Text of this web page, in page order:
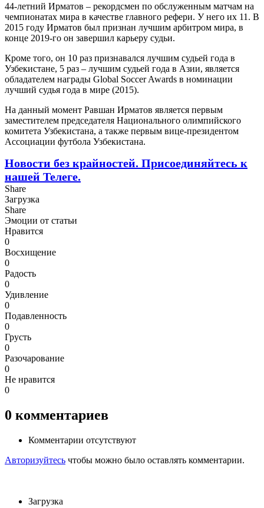
44-летний Ирматов – рекордсмен по обслуженным матчам на
чемпионатах мира в качестве главного рефери. У него их 11. В
2015 году Ирматов был признан лучшим арбитром мира, в
конце 2019-го он завершил карьеру судьи.
Кроме того, он 10 раз признавался лучшим судьей года в
Узбекистане, 5 раз – лучшим судьей года в Азии, является
обладателем награды Global Soccer Awards в номинации
лучший судья года в мире (2015).
На данный момент Равшан Ирматов является первым
заместителем председателя Национального олимпийского
комитета Узбекистана, а также первым вице-президентом
Ассоциации футбола Узбекистана.
Новости без крайностей. Присоединяйтесь к
нашей Телеге.
Share
Загрузка
Share
Эмоции от статьи
Нравится
0
Восхищение
0
Радость
0
Удивление
0
Подавленность
0
Грусть
0
Разочарование
0
Не нравится
0
0 комментариев
Комментарии отсутствуют
Авторизуйтесь чтобы можно было оставлять комментарии.
Загрузка